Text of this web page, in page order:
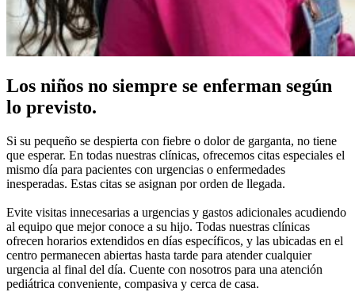
Los niños no siempre se enferman según
lo previsto.
Si su pequeño se despierta con fiebre o dolor de garganta, no tiene
que esperar. En todas nuestras clínicas, ofrecemos citas especiales el
mismo día para pacientes con urgencias o enfermedades
inesperadas. Estas citas se asignan por orden de llegada.
Evite visitas innecesarias a urgencias y gastos adicionales acudiendo
al equipo que mejor conoce a su hijo. Todas nuestras clínicas
ofrecen horarios extendidos en días específicos, y las ubicadas en el
centro permanecen abiertas hasta tarde para atender cualquier
urgencia al final del día. Cuente con nosotros para una atención
pediátrica conveniente, compasiva y cerca de casa.